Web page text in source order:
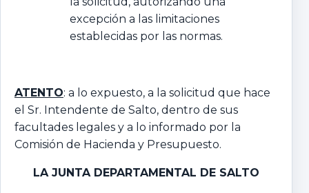
excepción a las limitaciones
establecidas por las normas.
ATENTO: a lo expuesto, a la solicitud que hace
el Sr. Intendente de Salto, dentro de sus
facultades legales y a lo informado por la
Comisión de Hacienda y Presupuesto.
LA JUNTA DEPARTAMENTAL DE SALTO